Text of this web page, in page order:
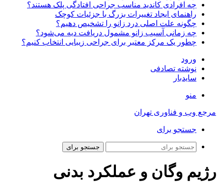
چه افرادی کاندید مناسب جراحی افتادگی پلک هستند؟
راهنمای ایجاد تغییرات بزرگ با جزئیات کوچک
چگونه علت اصلی درد زانو را تشخیص دهیم؟
چه زمانی آسیب زانو مشمول دریافت دیه می‌شود؟
چطور یک مرکز معتبر برای جراحی زیبایی انتخاب کنیم؟
ورود
نوشته تصادفی
سایدبار
منو
مرجع وب و فناوری تهران
جستجو برای
جستجو برای
رژیم وگان و عملکرد بدنی